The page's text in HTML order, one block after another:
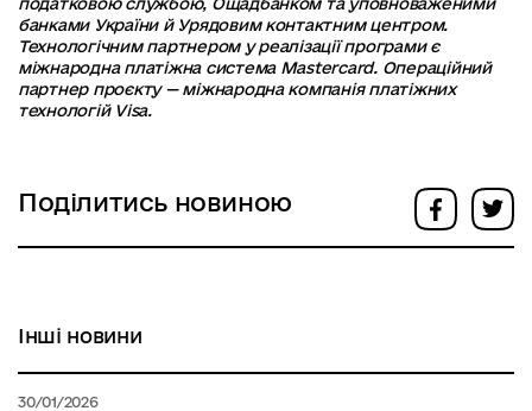
банками України й Урядовим контактним центром.
Технологічним партнером у реалізації програми є
міжнародна платіжна система Mastercard. Операційний
партнер проєкту — міжнародна компанія платіжних
технологій Visa.
Поділитись новиною
Інші новини
30/01/2026